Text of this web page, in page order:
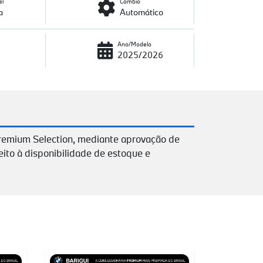
Automático
Ano/Modelo
2025/2026
Selection, mediante aprovação de
à disponibilidade de estoque e